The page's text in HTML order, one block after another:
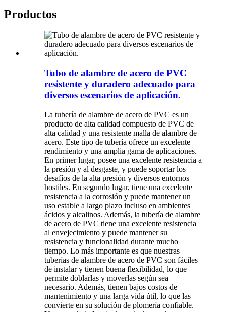
Productos
Tubo de alambre de acero de PVC
resistente y duradero adecuado para
diversos escenarios de aplicación.
La tubería de alambre de acero de PVC es un
producto de alta calidad compuesto de PVC de
alta calidad y una resistente malla de alambre de
acero. Este tipo de tubería ofrece un excelente
rendimiento y una amplia gama de aplicaciones.
En primer lugar, posee una excelente resistencia a
la presión y al desgaste, y puede soportar los
desafíos de la alta presión y diversos entornos
hostiles. En segundo lugar, tiene una excelente
resistencia a la corrosión y puede mantener un
uso estable a largo plazo incluso en ambientes
ácidos y alcalinos. Además, la tubería de alambre
de acero de PVC tiene una excelente resistencia
al envejecimiento y puede mantener su
resistencia y funcionalidad durante mucho
tiempo. Lo más importante es que nuestras
tuberías de alambre de acero de PVC son fáciles
de instalar y tienen buena flexibilidad, lo que
permite doblarlas y moverlas según sea
necesario. Además, tienen bajos costos de
mantenimiento y una larga vida útil, lo que las
convierte en su solución de plomería confiable.